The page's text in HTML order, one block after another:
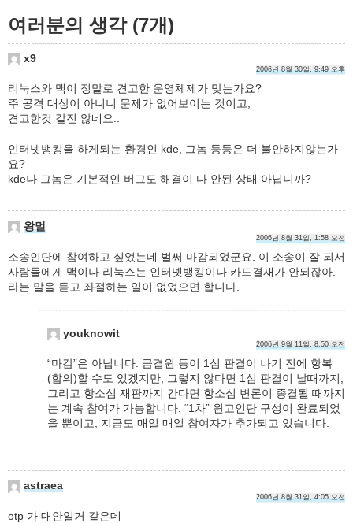
여러분의 생각 (7개)
x9
2006년 8월 30일, 9:49 오후
리눅스와 맥이 정말로 견고한 운영체제가 맞는가요?
주 공격 대상이 아니니 문제가 없어보이는 것이고,
견고한것 같진 않네요..
인터넷뱅킹을 하게되는 환경인 kde, 그놈 등등은 더 불안하지않는가
요?
kde나 그놈은 기본적인 버그도 해결이 다 안된 상태 아닙니까?
왕멀
2006년 8월 31일, 1:58 오전
소송인단에 참여하고 싶었는데 벌써 마감되었군요. 이 소송이 잘 되서
사람들에게 맥이나 리눅스는 인터넷뱅킹이나 카드결재가 안되잖아.
라는 말을 듣고 좌절하는 일이 없었으면 합니다.
youknowit
2006년 9월 11일, 8:50 오전
“마감”은 아닙니다. 금결원 등이 1심 판결이 나기 전에 항복
(합의)할 수도 있겠지만, 그렇지 않다면 1심 판결이 날때까지,
그리고 항소심 재판까지 간다면 항소심 변론이 종결될 때까지
는 계속 참여가 가능합니다. “1차” 원고인단 구성이 완료되었
을 뿐이고, 지금도 매일 매일 참여자가 추가되고 있습니다.
astraea
2006년 8월 31일, 4:05 오전
otp 가 대안일거 같은데